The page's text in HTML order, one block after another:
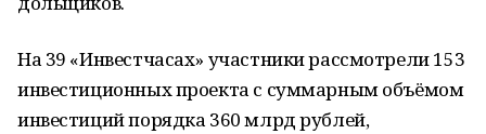
На 39 «Инвестчасах» участники рассмотрели 153
инвестиционных проекта с суммарным объёмом
инвестиций порядка 360 млрд рублей,